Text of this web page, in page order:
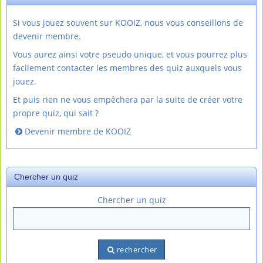
Si vous jouez souvent sur KOOIZ, nous vous conseillons de
devenir membre.
Vous aurez ainsi votre pseudo unique, et vous pourrez plus
facilement contacter les membres des quiz auxquels vous
jouez.
Et puis rien ne vous empêchera par la suite de créer votre
propre quiz, qui sait ?
Devenir membre de KOOIZ
Chercher un quiz
Chercher un quiz
rechercher